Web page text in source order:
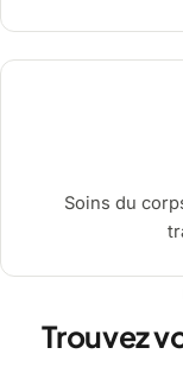
Soins du
Trouvez